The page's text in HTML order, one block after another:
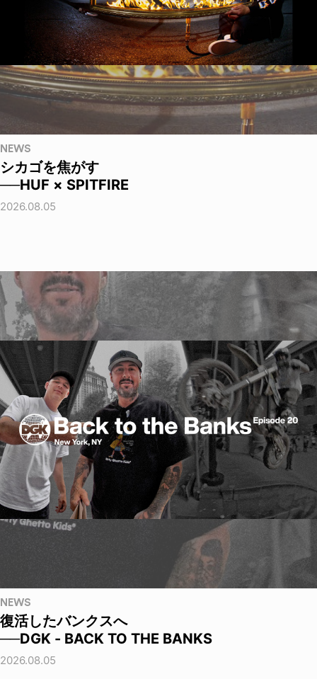
NEWS
シカゴを焦がす
──HUF × SPITFIRE
2026.08.05
NEWS
復活したバンクスへ
──DGK - BACK TO THE BANKS
2026.08.05